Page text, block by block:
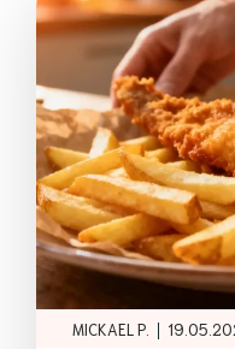
MICKAEL P. |